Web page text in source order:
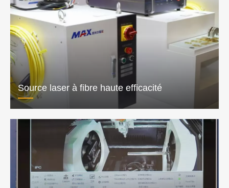
Source laser à fibre haute efficacité